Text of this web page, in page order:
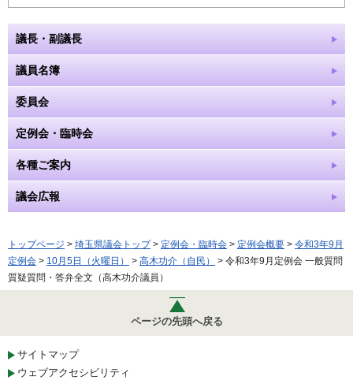
議長・副議長
議員名簿
委員会
定例会・臨時会
各種ご案内
議会広報
トップページ > 埼玉県議会トップ> 定例会・臨時会 > 定例会概要 > 令和3年9月
定例会 > 10月5日（火曜日） > 高木功介（自民）
> 令和3年9月定例会 一般質問
質疑質問・答弁全文（高木功介議員）
ページの先頭へ戻る
サイトマップ
ウェブアクセシビリティ